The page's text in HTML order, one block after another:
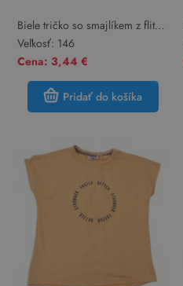
Biele tričko so smajlíkem z flitrů
a volnými rameny
Veľkosť: 146
Cena: 3,44 €
Pridať do košíka